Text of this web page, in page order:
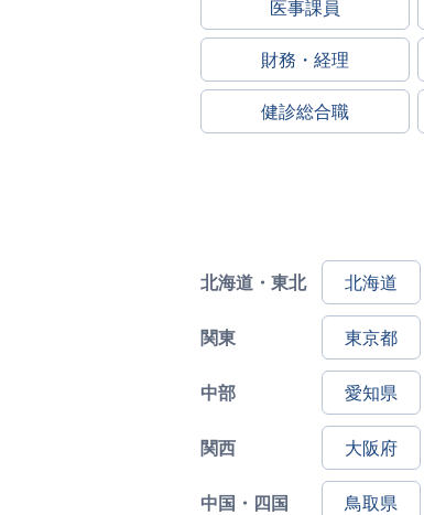
医事課員
財務・経理
健診総合職
北海道・東北 北海道
関東 東京都
中部 愛知県
関西 大阪府
中国・四国 鳥取県